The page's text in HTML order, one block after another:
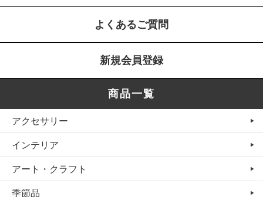
よくあるご質問
新規会員登録
商品一覧
アクセサリー
インテリア
アート・クラフト
季節品